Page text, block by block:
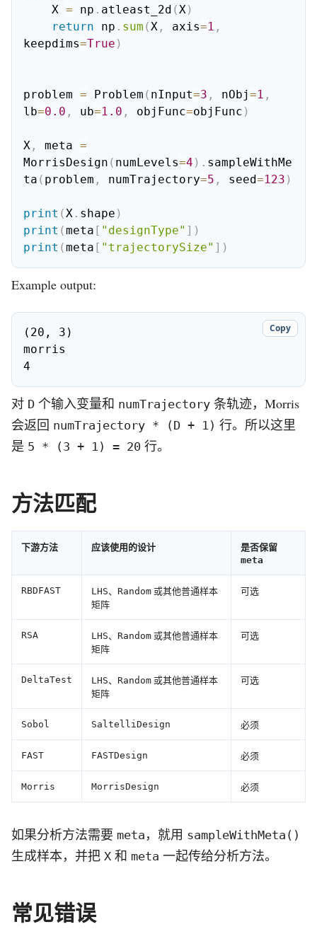
    X
= np . atleast_2d (X)
return np . sum (X , axis=1 ,
keepdims=True )
problem = Problem ( nInput=3 , nObj=1 ,
lb=0.0 , ub=1.0 , objFunc=objFunc )
X , meta =
MorrisDesign ( numLevels=4 ) . sampleWithMe
ta ( problem , numTrajectory=5 , seed=123 )
print (X . shape )
print (meta [ "designType" ] )
print (meta [ "trajectorySize" ] )
Example output:
(20, 3)
morris
4
Copy
对 D 个输入变量和 numTrajectory 条轨迹，Morris
会返回 numTrajectory * (D + 1) 行。所以这里
是 5 * (3 + 1) = 20 行。
方法匹配
下游方法 应该使用的设计 是否保留
meta
RBDFAST LHS、 Random 或其他普通样本
矩阵
可选
RSA LHS、 Random 或其他普通样本
矩阵
可选
DeltaTest LHS、 Random 或其他普通样本
矩阵
可选
Sobol SaltelliDesign 必须
FAST FASTDesign 必须
Morris MorrisDesign 必须
如果分析方法需要 meta ，就用 sampleWithMeta()
生成样本，并把 X 和 meta 一起传给分析方法。
常见错误